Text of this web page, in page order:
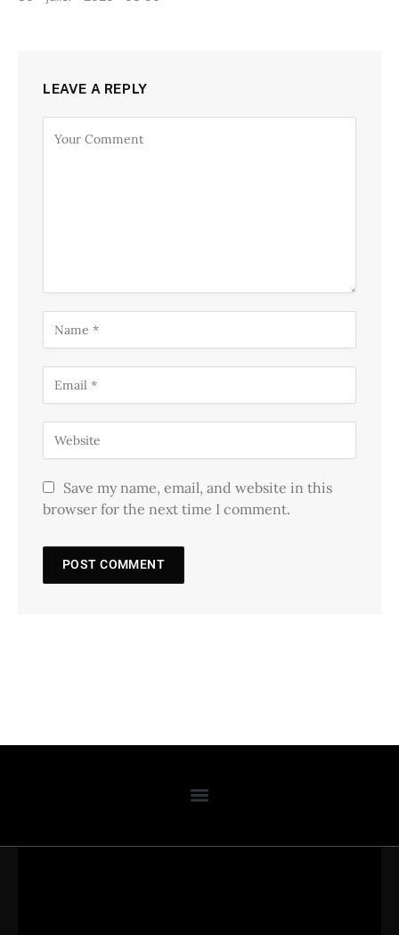
LEAVE A REPLY
Save my name, email, and website in this
browser for the next time I comment.